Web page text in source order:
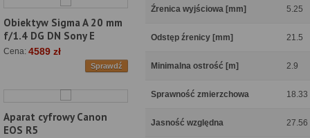
Obiektyw Sigma A 20 mm
f/1.4 DG DN Sony E
Cena: 4589 zł
Sprawdź
Aparat cyfrowy Canon
EOS R5
Źrenica wyjściowa [mm] 5.25
Odstęp źrenicy [mm] 21.5
Minimalna ostrość [m] 2.9
Sprawność zmierzchowa 18.33
Jasność względna 27.56